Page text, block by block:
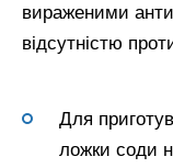
вираженими
відсутністю
Для
ложки соди